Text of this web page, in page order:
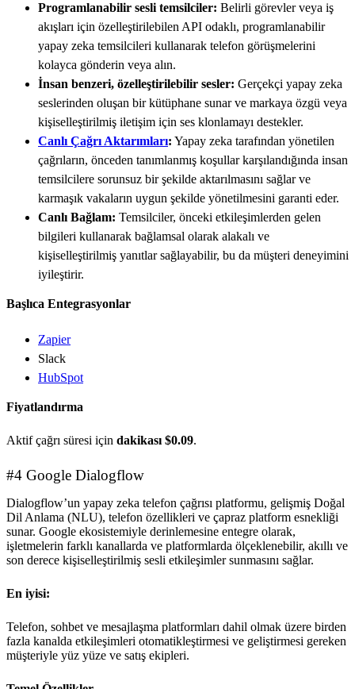
Programlanabilir sesli temsilciler: Belirli görevler veya iş
akışları için özelleştirilebilen API odaklı, programlanabilir
yapay zeka temsilcileri kullanarak telefon görüşmelerini
kolayca gönderin veya alın.
İnsan benzeri, özelleştirilebilir sesler: Gerçekçi yapay zeka
seslerinden oluşan bir kütüphane sunar ve markaya özgü veya
kişiselleştirilmiş iletişim için ses klonlamayı destekler.
Canlı Çağrı Aktarımları: Yapay zeka tarafından yönetilen
çağrıların, önceden tanımlanmış koşullar karşılandığında insan
temsilcilere sorunsuz bir şekilde aktarılmasını sağlar ve
karmaşık vakaların uygun şekilde yönetilmesini garanti eder.
Canlı Bağlam: Temsilciler, önceki etkileşimlerden gelen
bilgileri kullanarak bağlamsal olarak alakalı ve
kişiselleştirilmiş yanıtlar sağlayabilir, bu da müşteri deneyimini
iyileştirir.
Başlıca Entegrasyonlar
Zapier
Slack
HubSpot
Fiyatlandırma
Aktif çağrı süresi için dakikası $0.09.
#4 Google Dialogflow
Dialogflow’un yapay zeka telefon çağrısı platformu, gelişmiş Doğal
Dil Anlama (NLU), telefon özellikleri ve çapraz platform esnekliği
sunar. Google ekosistemiyle derinlemesine entegre olarak,
işletmelerin farklı kanallarda ve platformlarda ölçeklenebilir, akıllı ve
son derece kişiselleştirilmiş sesli etkileşimler sunmasını sağlar.
En iyisi:
Telefon, sohbet ve mesajlaşma platformları dahil olmak üzere birden
fazla kanalda etkileşimleri otomatikleştirmesi ve geliştirmesi gereken
müşteriyle yüz yüze ve satış ekipleri.